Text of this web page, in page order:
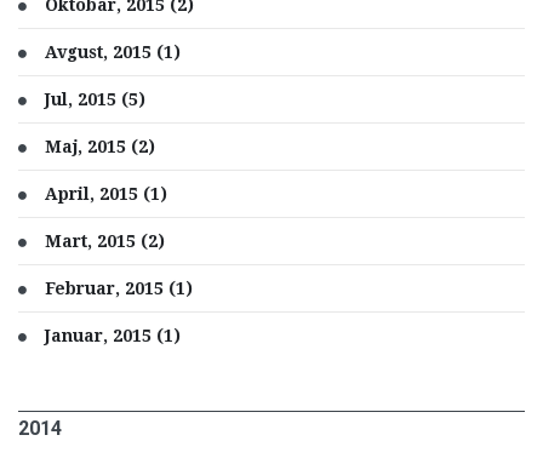
Oktobar, 2015 (2)
Avgust, 2015 (1)
Jul, 2015 (5)
Maj, 2015 (2)
April, 2015 (1)
Mart, 2015 (2)
Februar, 2015 (1)
Januar, 2015 (1)
2014